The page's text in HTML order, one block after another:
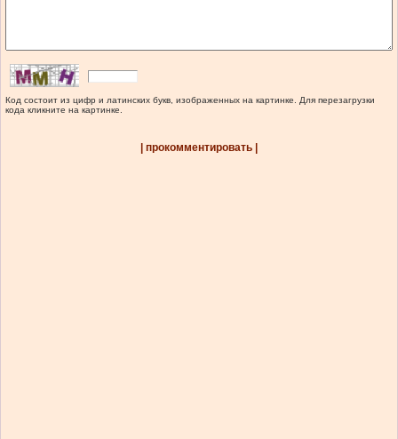
Код состоит из цифр и латинских букв, изображенных на картинке. Для перезагрузки
кода кликните на картинке.
| прокомментировать |